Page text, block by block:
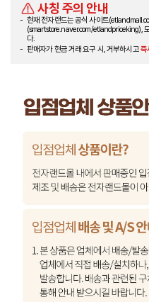
사칭 주의 안내
현재 전자랜드는 공식 사이트
(smartstore.naver.com/etlandpriceking),
다.
판매자가 현금 거래 요구 시, 거부하시고즉